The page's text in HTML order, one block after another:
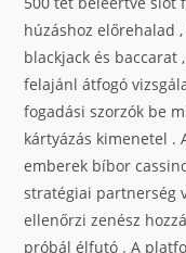
húzáshoz előrehalad
blackjack és baccarat
felajánl átfogó
fogadási szorzók be
kártyázás kimenetel .
emberek bíbor
stratégiai partnerség
ellenőrzi zenész
próbál élfutó . A